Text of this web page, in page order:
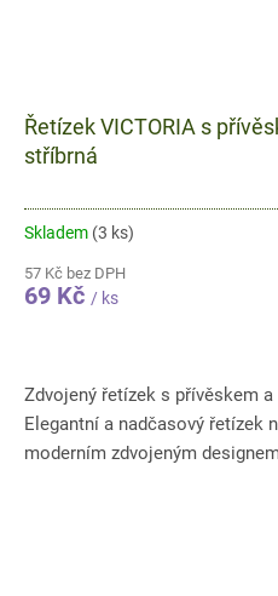
Řetízek VICTORIA s přívěskem a perličkami barva
stříbrná
Skladem (3 ks)
57 Kč bez DPH
69 Kč / ks
Zdvojený řetízek s přívěskem
Elegantní a nadčasový řetízek
moderním zdvojeným